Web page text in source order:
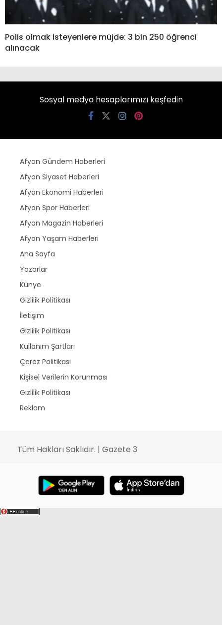
Polis olmak isteyenlere müjde: 3 bin 250 öğrenci
alınacak
Sosyal medya hesaplarımızı keşfedin
Afyon Gündem Haberleri
Afyon Siyaset Haberleri
Afyon Ekonomi Haberleri
Afyon Spor Haberleri
Afyon Magazin Haberleri
Afyon Yaşam Haberleri
Ana Sayfa
Yazarlar
Künye
Gizlilik Politikası
İletişim
Gizlilik Politikası
Kullanım Şartları
Çerez Politikası
Kişisel Verilerin Korunması
Gizlilik Politikası
Reklam
Tüm Hakları Saklıdır. | Gazete 3